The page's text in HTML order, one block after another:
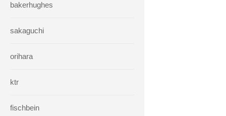
bakerhughes
sakaguchi
orihara
ktr
fischbein